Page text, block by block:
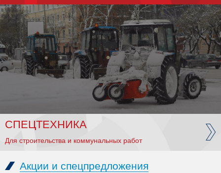
СПЕЦТЕХНИКА
Для строительства и коммунальных работ
Акции и спецпредложения